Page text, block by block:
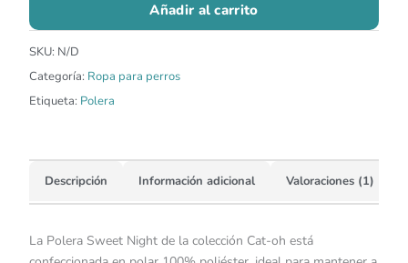
Añadir al carrito
SKU: N/D
Categoría: Ropa para perros
Etiqueta: Polera
Descripción Información adicional Valoraciones (1)
La Polera Sweet Night de la colección Cat-oh está